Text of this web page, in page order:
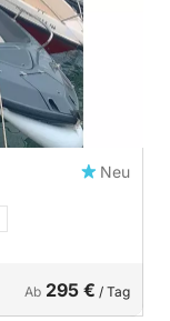
Neu
Ab 295 € / Tag